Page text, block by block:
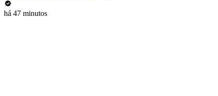
há 47 minutos